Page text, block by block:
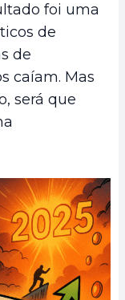
foi uma
de
de
caíam. Mas
será que